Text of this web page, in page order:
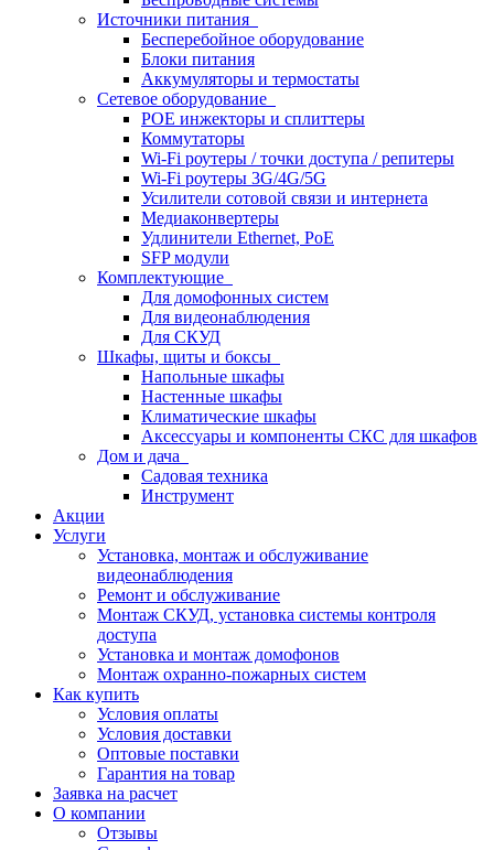
Источники питания
Бесперебойное оборудование
Блоки питания
Аккумуляторы и термостаты
Сетевое оборудование
POE инжекторы и сплиттеры
Коммутаторы
Wi-Fi роутеры / точки доступа / репитеры
Wi-Fi роутеры 3G/4G/5G
Усилители сотовой связи и интернета
Медиаконвертеры
Удлинители Ethernet, PoE
SFP модули
Комплектующие
Для домофонных систем
Для видеонаблюдения
Для СКУД
Шкафы, щиты и боксы
Напольные шкафы
Настенные шкафы
Климатические шкафы
Аксессуары и компоненты СКС для шкафов
Дом и дача
Садовая техника
Инструмент
Акции
Услуги
Установка, монтаж и обслуживание
видеонаблюдения
Ремонт и обслуживание
Монтаж СКУД, установка системы контроля
доступа
Установка и монтаж домофонов
Монтаж охранно-пожарных систем
Как купить
Условия оплаты
Условия доставки
Оптовые поставки
Гарантия на товар
Заявка на расчет
О компании
Отзывы